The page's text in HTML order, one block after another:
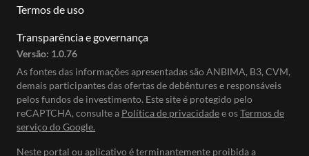
Termos de uso
Transparência e governança
Versão: 1.0.76
As fontes das informações apresentadas são ANBIMA, B3, CVM,
demais participantes das ofertas de debêntures e responsáveis
pelos fundos de investimento. Este site é protegido pelo
reCAPTCHA, consulte a Política de privacidadee osTermos de
serviço do Google.
Neste portal ou aplicativo é terminantemente proibida a